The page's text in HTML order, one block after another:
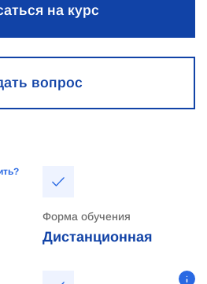
на курс
вопрос
Форма обучения
Дистанционная